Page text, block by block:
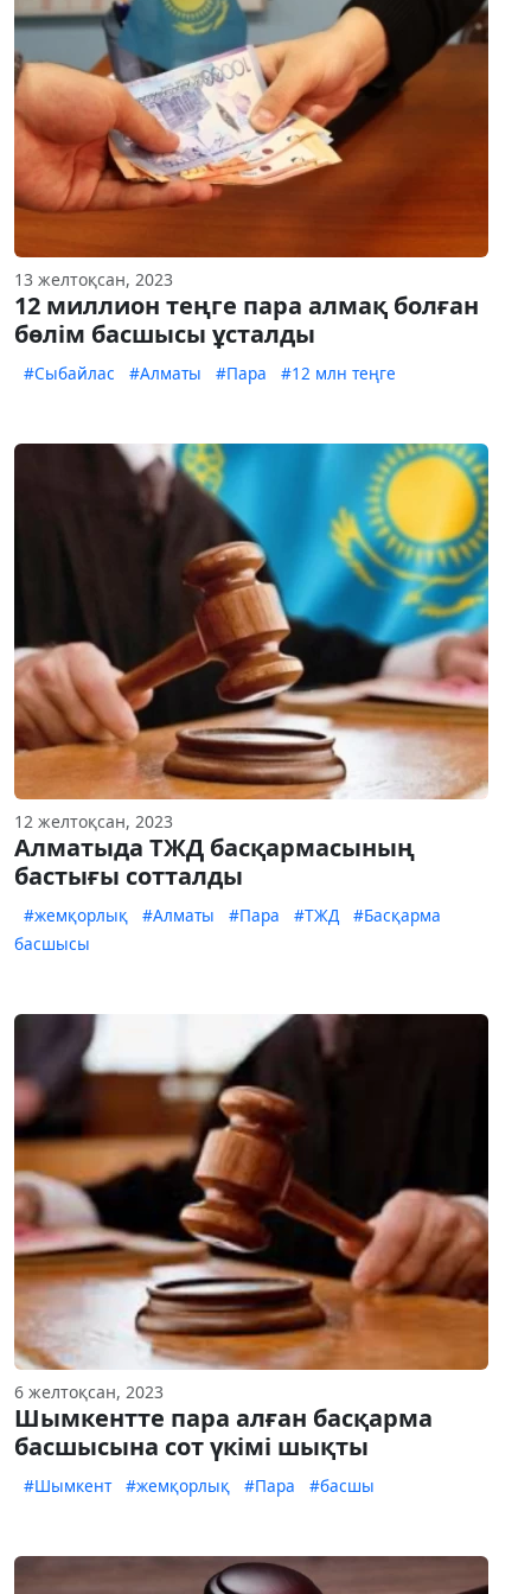
13 желтоқсан, 2023
12 миллион теңге пара алмақ болған
бөлім басшысы ұсталды
#Сыбайлас #Алматы #Пара #12 млн теңге
12 желтоқсан, 2023
Алматыда ТЖД басқармасының
бастығы сотталды
#жемқорлық #Алматы #Пара #ТЖД
#Басқарма
басшысы
6 желтоқсан, 2023
Шымкентте пара алған басқарма
басшысына сот үкімі шықты
#Шымкент #жемқорлық #Пара #басшы